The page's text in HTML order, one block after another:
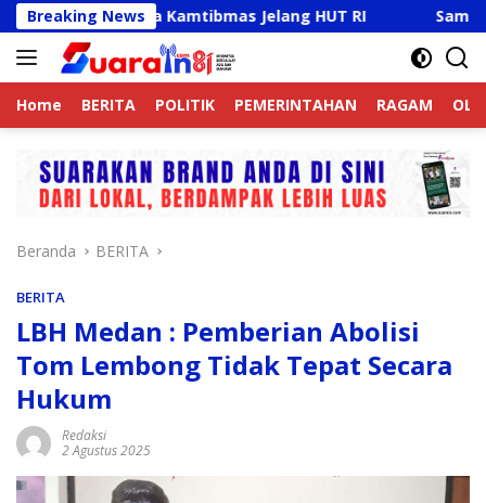
Langsung
ke
konten
Breaking News
Jaga Kamtibmas Jelang HUT RI Sambut HUT RI
Home BERITA POLITIK PEMERINTAHAN RAGAM
Beranda BERITA
BERITA
LBH Medan : Pemberian Abolisi
Tom Lembong Tidak Tepat Secara
Hukum
Redaksi
2 Agustus 2025